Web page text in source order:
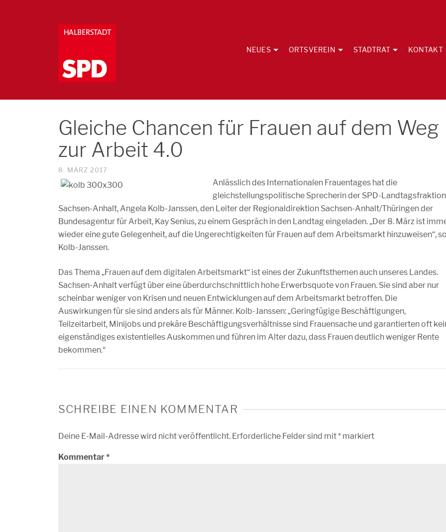
NEUES ORTSVEREIN STADTRAT KONTAKT
Gleiche Chancen für Frauen auf dem Weg
zur Arbeit 4.0
8. MÄRZ 2017
Anlässlich des Internationalen Frauentages hat die
gleichstellungspolitische Sprecherin der SPD-Landtagsfraktion
Sachsen-Anhalt, Angela Kolb-Janssen, den Leiter der Regionaldirektion Sachsen-Anhalt/Thüringen der
Bundesagentur für Arbeit, Kay Senius, zu einem Gespräch in den Landtag eingeladen. „Der 8. März ist
wieder eine gute Gelegenheit, auf die Ungerechtigkeiten für Frauen auf dem Arbeitsmarkt hinzuweisen“,
Kolb-Janssen.
Das Thema „Frauen auf dem digitalen Arbeitsmarkt“ ist eines der Zukunftsthemen auch unseres Landes.
Sachsen-Anhalt verfügt über eine überdurchschnittlich hohe Erwerbsquote von Frauen. Sie sind aber nur
scheinbar weniger von Krisen und neuen Entwicklungen auf dem Arbeitsmarkt betroffen. Die
Auswirkungen für sie sind anders als für Männer. Kolb-Janssen: „Geringfügige Beschäftigungen,
Teilzeitarbeit, Minijobs und prekäre Beschäftigungsverhältnisse sind Frauensache und garantierten oft
eigenständiges existentielles Auskommen und führen im Alter dazu, dass Frauen deutlich weniger Rente
bekommen.“
SCHREIBE EINEN KOMMENTAR
Deine E-Mail-Adresse wird nicht veröffentlicht. Erforderliche Felder sind mit* markiert
Kommentar*